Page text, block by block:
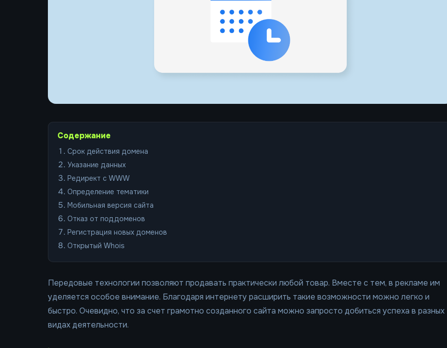
Содержание
Срок действия домена
Указание данных
Редирект с WWW
Определение тематики
Мобильная версия сайта
Отказ от поддоменов
Регистрация новых доменов
Открытый Whois
Передовые технологии позволяют продавать практически любой товар. Вместе с тем, в рекламе им
уделяется особое внимание. Благодаря интернету расширить такие возможности можно легко и
быстро. Очевидно, что за счет грамотно созданного сайта можно запросто добиться успеха в разных
видах деятельности.